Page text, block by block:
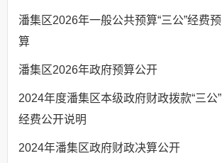
潘集区2026年一般公共预算“三公”经费预
算
潘集区2026年政府预算公开
2024年度潘集区本级政府财政拨款“三公”
经费公开说明
2024年潘集区政府财政决算公开